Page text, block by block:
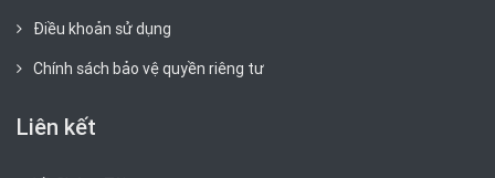
Điều khoản sử dụng
Chính sách bảo vệ quyền riêng tư
Liên kết